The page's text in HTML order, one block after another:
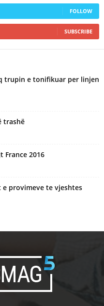
FOLLOW
SUBSCRIBE
trupin e tonifikuar per linjen
trashë
France 2016
provimeve te vjeshtes